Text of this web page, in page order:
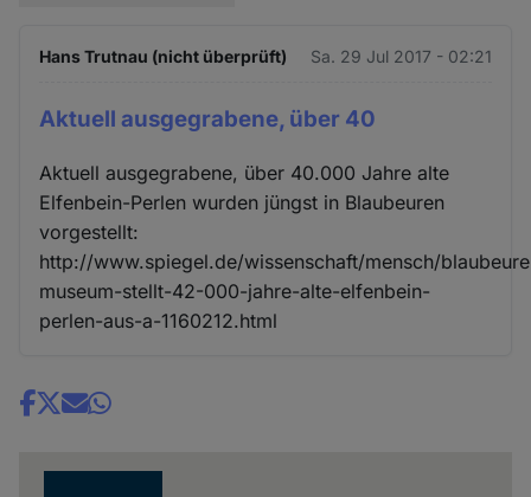
Hans Trutnau (nicht überprüft) Sa. 29 Jul 2017 - 02:21
Aktuell ausgegrabene, über 40
Aktuell ausgegrabene, über 40.000 Jahre alte
Elfenbein-Perlen wurden jüngst in Blaubeuren
vorgestellt:
http://www.spiegel.de/wissenschaft/mensch/
museum-stellt-42-000-jahre-alte-elfenbein-
perlen-aus-a-1160212.html
Share